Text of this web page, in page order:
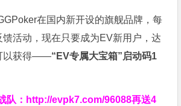
在国内新开设的旗舰品牌，每
馈活动，现在只要成为EV新用户，达
以获得——“EV专属大宝箱”启动码1
队： http://evpk7.com/96088再送4